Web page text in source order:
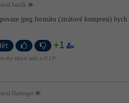
Jančík
jpeg formátu (ztrátové kompresi)
+1
the block with a R.I.P
Hartinger